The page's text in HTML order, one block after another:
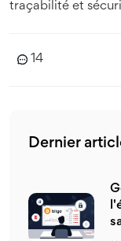
traçabilité et
14
Dernier